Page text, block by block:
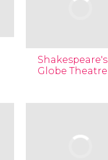
Shakespeare's
Globe Theatre